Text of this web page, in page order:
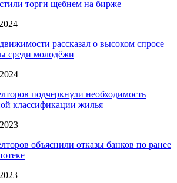
торги щебнем на бирже
рассказал о высоком спросе
среди молодёжи
подчеркнули необходимость
классификации жилья
объяснили отказы банков по ранее